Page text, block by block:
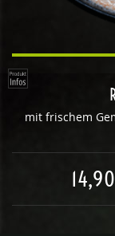
mit frischem